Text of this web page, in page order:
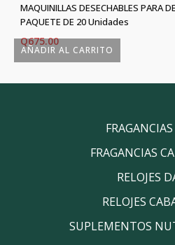
AÑADIR AL CARRITO
MAQUINILLAS DESECHABLES PARA
PAQUETE DE 20 Unidades
Q675.00
FRAGANCIAS
RELOJES
RELOJES
SUPLEMENTOS